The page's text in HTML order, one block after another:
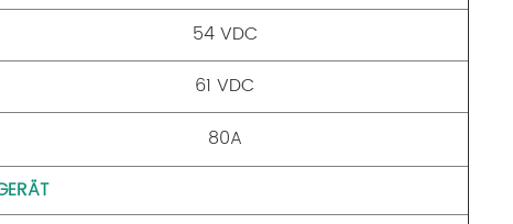
54 VDC
61 VDC
80A